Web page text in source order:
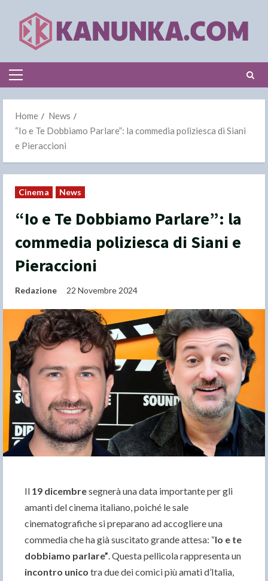
content
Primary
Home
News
“Io e Te Dobbiamo Parlare”: la commedia poliziesca di Siani
e Pieraccioni
Cinema News
“Io e Te Dobbiamo Parlare”: la
commedia poliziesca di Siani e
Pieraccioni
Redazione 22 Novembre 2024
Il 19 dicembresegnerà una data importante per gli
amanti del cinema italiano, poiché le sale
cinematografiche si preparano ad accogliere una
commedia che ha già suscitato grande attesa: “Io e te
dobbiamo parlare” . Questa pellicola rappresenta un
incontro unico tra due dei comici più amati d’Italia,